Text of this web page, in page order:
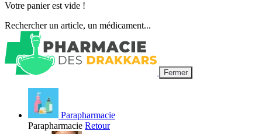
Votre panier est vide !
Rechercher un article, un médicament...
Fermer
Parapharmacie
Parapharmacie Retour